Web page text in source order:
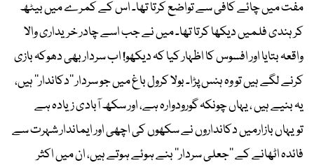
مفت میں چائے کافی سے تواضع کرتا تھا۔ اس کے کمرے میں بیٹھ
کر ہندی فلمیں دیکھا کرتا تھا۔ میں نے جب اسے چادر خریداری والا
واقعہ بتایا اور افسوس کا اظہار کیا کہ دیکھو! اب سردار بھی دھوکہ بازی
کرنے لگے ہیں تو وہ ہنس پڑا۔ بولا کرول باغ میں جو سردار ’’دکاندار‘‘ ہیں،
یہ بنیے ہیں ، یہاں چونکہ گورودوارہ ہے، اور سکھ آبادی زیادہ ہے
تویہاں بازارمیں دکانداروں نے سکھوں کی اچھی اور ایماندار شہرت سے
فائدہ اٹھانے کے ’’جعلی سردار‘‘ بنے ہوئے ہوتے ہیں، ان میں اکثر